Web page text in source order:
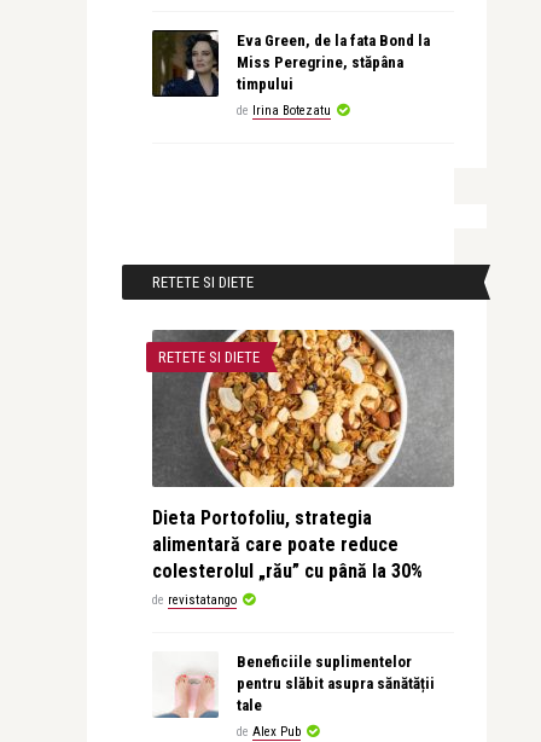
Eva Green, de la fata Bond la
Miss Peregrine, stăpâna
timpului
de Irina Botezatu
RETETE SI DIETE
RETETE SI DIETE
Dieta Portofoliu, strategia
alimentară care poate reduce
colesterolul „rău” cu până la 30%
de revistatango
Beneficiile suplimentelor
pentru slăbit asupra sănătății
tale
de Alex Pub